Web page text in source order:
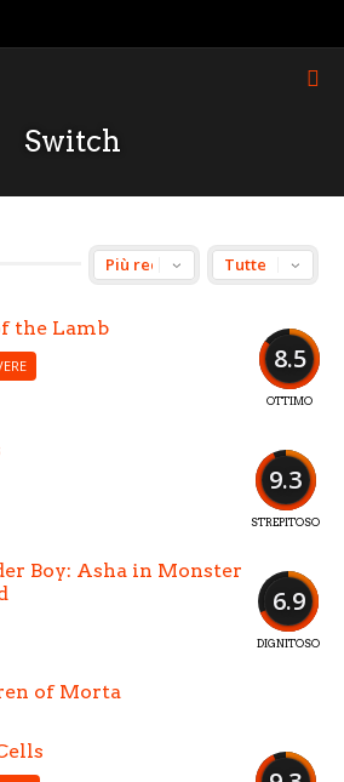
Switch
8.5
OTTIMO
the Lamb
9.3
STREPITOSO
6.9
DIGNITOSO
Boy: Asha in Monster
of Morta